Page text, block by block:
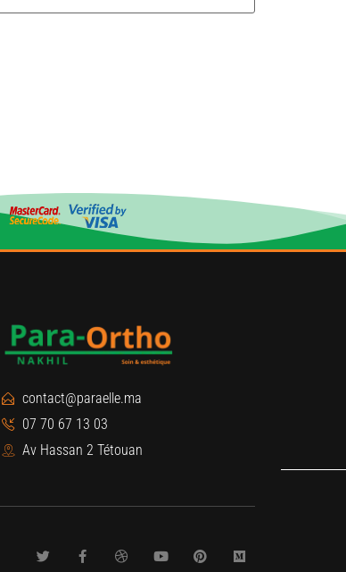
contact@paraelle.ma
07 70 67 13 03
Av Hassan 2 Tétouan